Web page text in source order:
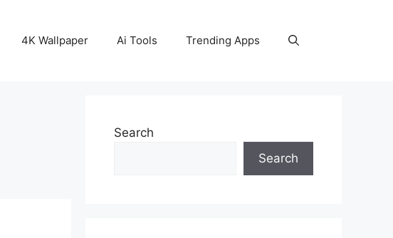
4K Wallpaper Ai Tools Trending Apps
Search
Search